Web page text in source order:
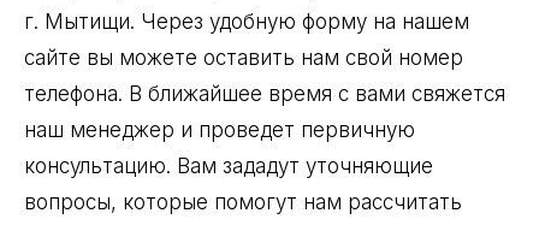
г. Мытищи. Через удобную форму на нашем
сайте вы можете оставить нам свой номер
телефона. В ближайшее время с вами свяжется
наш менеджер и проведет первичную
консультацию. Вам зададут уточняющие
вопросы, которые помогут нам рассчитать